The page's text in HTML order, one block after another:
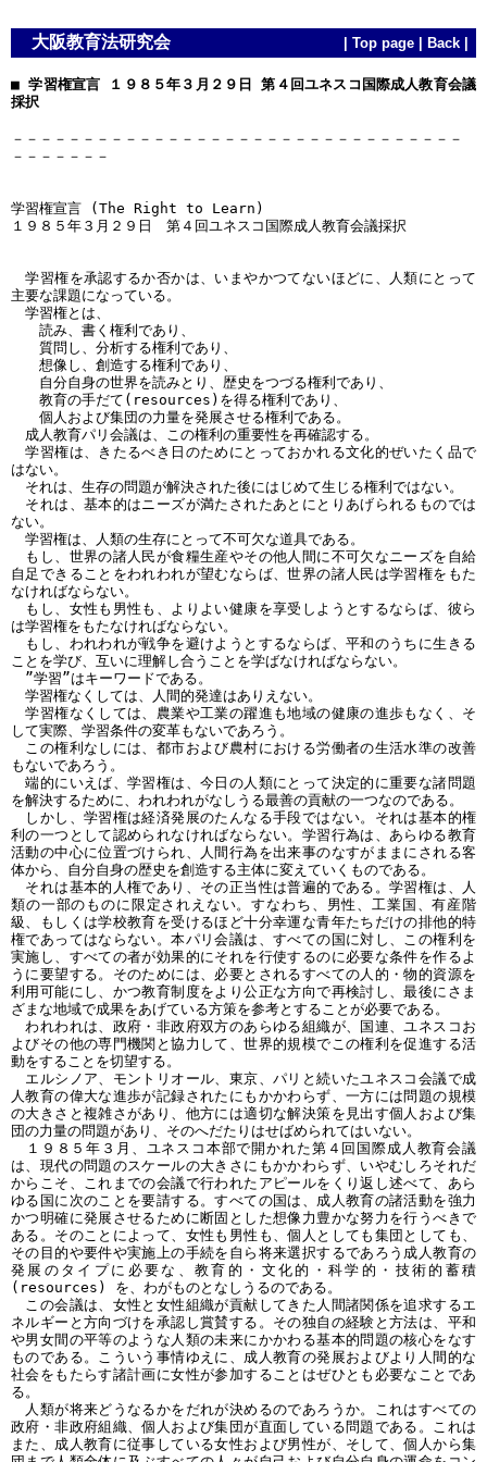
大阪教育法研究会 Top page Back
■ 学習権宣言 １９８５年３月２９日 第４回ユネスコ国際成人教育会議
採択
－－－－－－－－－－－－－－－－－－－－－－－－－－－－－－－－
－－－－－－－
学習権宣言 (The Right to Learn)
１９８５年３月２９日 第４回ユネスコ国際成人教育会議採択
学習権を承認するか否かは、いまやかつてないほどに、人類にとって
主要な課題になっている。
学習権とは、
読み、書く権利であり、
質問し、分析する権利であり、
想像し、創造する権利であり、
自分自身の世界を読みとり、歴史をつづる権利であり、
教育の手だて(resources)を得る権利であり、
個人および集団の力量を発展させる権利である。
成人教育パリ会議は、この権利の重要性を再確認する。
学習権は、きたるべき日のためにとっておかれる文化的ぜいたく品で
はない。
それは、生存の問題が解決された後にはじめて生じる権利ではない。
それは、基本的はニーズが満たされたあとにとりあげられるものでは
ない。
学習権は、人類の生存にとって不可欠な道具である。
もし、世界の諸人民が食糧生産やその他人間に不可欠なニーズを自給
自足できることをわれわれが望むならば、世界の諸人民は学習権をもた
なければならない。
もし、女性も男性も、よりよい健康を享受しようとするならば、彼ら
は学習権をもたなければならない。
もし、われわれが戦争を避けようとするならば、平和のうちに生きる
ことを学び、互いに理解し合うことを学ばなければならない。
”学習”はキーワードである。
学習権なくしては、人間的発達はありえない。
学習権なくしては、農業や工業の躍進も地域の健康の進歩もなく、そ
して実際、学習条件の変革もないであろう。
この権利なしには、都市および農村における労働者の生活水準の改善
もないであろう。
端的にいえば、学習権は、今日の人類にとって決定的に重要な諸問題
を解決するために、われわれがなしうる最善の貢献の一つなのである。
しかし、学習権は経済発展のたんなる手段ではない。それは基本的権
利の一つとして認められなければならない。学習行為は、あらゆる教育
活動の中心に位置づけられ、人間行為を出来事のなすがままにされる客
体から、自分自身の歴史を創造する主体に変えていくものである。
それは基本的人権であり、その正当性は普遍的である。学習権は、人
類の一部のものに限定されえない。すなわち、男性、工業国、有産階
級、もしくは学校教育を受けるほど十分幸運な青年たちだけの排他的特
権であってはならない。本パリ会議は、すべての国に対し、この権利を
実施し、すべての者が効果的にそれを行使するのに必要な条件を作るよ
うに要望する。そのためには、必要とされるすべての人的・物的資源を
利用可能にし、かつ教育制度をより公正な方向で再検討し、最後にさま
ざまな地域で成果をあげている方策を参考とすることが必要である。
われわれは、政府・非政府双方のあらゆる組織が、国連、ユネスコお
よびその他の専門機関と協力して、世界的規模でこの権利を促進する活
動をすることを切望する。
エルシノア、モントリオール、東京、パリと続いたユネスコ会議で成
人教育の偉大な進歩が記録されたにもかかわらず、一方には問題の規模
の大きさと複雑さがあり、他方には適切な解決策を見出す個人および集
団の力量の問題があり、そのへだたりはせばめられてはいない。
１９８５年３月、ユネスコ本部で開かれた第４回国際成人教育会議
は、現代の問題のスケールの大きさにもかかわらず、いやむしろそれだ
からこそ、これまでの会議で行われたアピールをくり返し述べて、あら
ゆる国に次のことを要請する。すべての国は、成人教育の諸活動を強力
かつ明確に発展させるために断固とした想像力豊かな努力を行うべきで
ある。そのことによって、女性も男性も、個人としても集団としても、
その目的や要件や実施上の手続を自ら将来選択するであろう成人教育の
発展のタイプに必要な、教育的・文化的・科学的・技術的蓄積
(resources) を、わがものとなしうるのである。
この会議は、女性と女性組織が貢献してきた人間諸関係を追求するエ
ネルギーと方向づけを承認し賞賛する。その独自の経験と方法は、平和
や男女間の平等のような人類の未来にかかわる基本的問題の核心をなす
ものである。こういう事情ゆえに、成人教育の発展およびより人間的な
社会をもたらす諸計画に女性が参加することはぜひとも必要なことであ
る。
人類が将来どうなるかをだれが決めるのであろうか。これはすべての
政府・非政府組織、個人および集団が直面している問題である。これは
また、成人教育に従事している女性および男性が、そして、個人から集